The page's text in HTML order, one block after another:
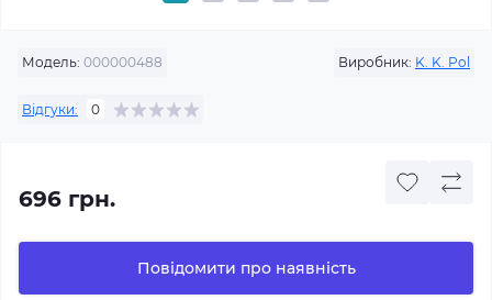
Модель: 000000488 Виробник: K. K. Pol
Відгуки: 0
696 грн.
Повідомити про наявність